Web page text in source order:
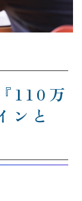
110万
ンと